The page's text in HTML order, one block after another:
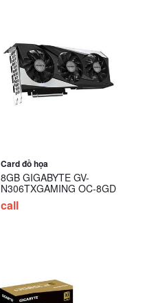
Card đồ họa
8GB GIGABYTE GV-
N306TXGAMING OC-8GD
call